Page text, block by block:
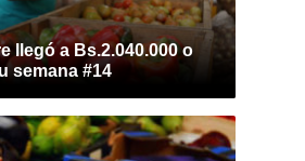
llegó a Bs.2.040.000 o
semana #14